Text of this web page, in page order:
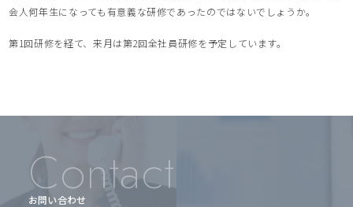
会人何年生になっても有意義な研修であったのではないでしょうか。
第1回研修を経て、来月は第2回全社員研修を予定しています。
Contact
お問い合わせ